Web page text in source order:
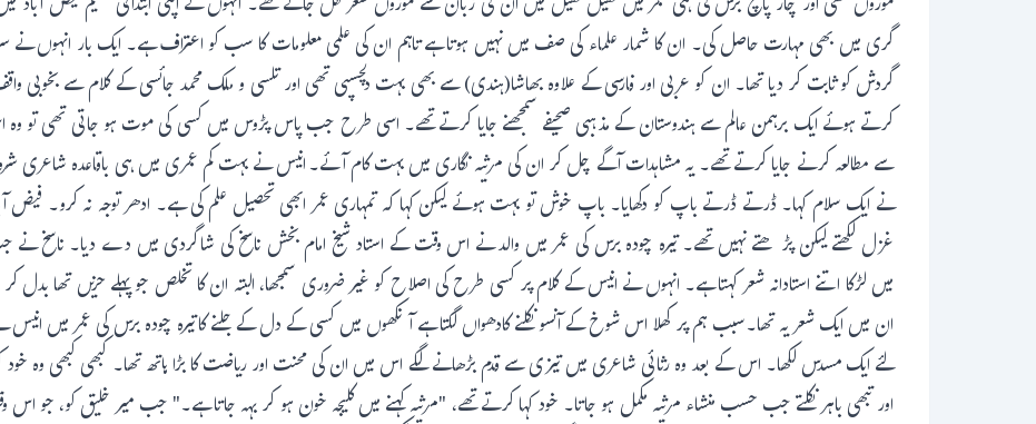
گری میں بھی مہارت حاصل کی۔ ان کا شمار علماء کی صف میں نہیں ہوتا ہے تاہم ان کی علمی معلومات کا سب کو اعتراف ہے۔ ایک بار انہوں نے
گردش کو ثابت کر دیا تھا۔ ان کو عربی اور فارسی کے علاوہ بھاشا(ہندی) سے بھی بہت دلچسپی تھی اور تلسی و ملک محمد جائسی کے کلام سے بخوبی
کرتے ہوئے ایک برہمن عالم سے ہندوستان کے مذہبی صحیفے سمجھنے جایا کرتے تھے۔ اسی طرح جب پاس پڑوس میں کسی کی موت ہو جاتی تھی تو وہ اس
سے مطالعہ کرنے جایا کرتے تھے۔ یہ مشاہدات آگے چل کر ان کی مرثیہ نگاری میں بہت کام آئے۔ انیس نے بہت کم عمری میں ہی باقاعدہ
نے ایک سلام کہا۔ ڈرتے ڈرتے باپ کو دکھایا۔ باپ خوش تو بہت ہوئے لیکن کہا کہ تمہاری عمر ابھی تحصیل علم کی ہے۔ ادھر توجہ نہ
غزل لکھتے لیکن پڑھتے نہیں تھے۔ تیرہ چودہ برس کی عمر میں والد نے اس وقت کے استاد شیخ امام بخش ناسخ کی شاگردی میں دے دیا۔ ناسخ
میں لڑکا اتنے استادانہ شعر کہتا ہے۔ انہوں نے انیس کے کلام پر کسی طرح کی اصلاح کو غیر ضروری سمجھا، البتہ ان کا تخلص جو پہلے حزیں تھا بدل
ان میں ایک شعر یہ تھا۔سبب ہم پر کھلا اس شوخ کے آنسو نکلنے کادھواں لگتا ہے آنکھوں میں کسی کے دل کے جلنے کاتیرہ چودہ برس کی عمر میں انیس
لئے ایک مسدس لکھا۔ اس کے بعد وہ رثائی شاعری میں تیزی سے قدم بڑھانے لگے اس میں ان کی محنت اور ریاضت کا بڑا ہاتھ تھا۔ کبھی کبھی وہ خود کو
اور تبھی باہر نکلتے جب حسب منشاء مرثیہ مکمل ہو جاتا۔ خود کہا کرتے تھے، "مرثیہ کہنے میں کلیجہ خون ہو کر بہہ جاتا ہے۔" جب میر خلیق کو، جو